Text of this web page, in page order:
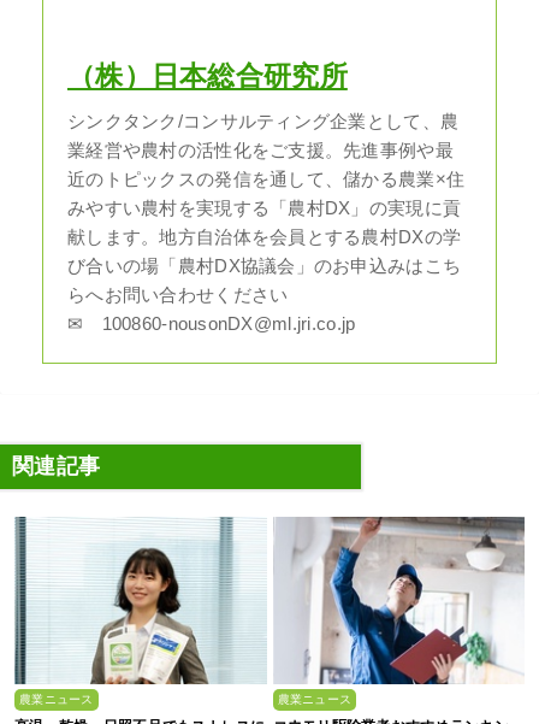
（株）日本総合研究所
シンクタンク/コンサルティング企業として、農
業経営や農村の活性化をご支援。先進事例や最
近のトピックスの発信を通して、儲かる農業×住
みやすい農村を実現する「農村DX」の実現に貢
献します。地方自治体を会員とする農村DXの学
び合いの場「農村DX協議会」のお申込みはこち
らへお問い合わせください
✉ 100860-nousonDX@ml.jri.co.jp
関連記事
農業ニュース 農業ニュース